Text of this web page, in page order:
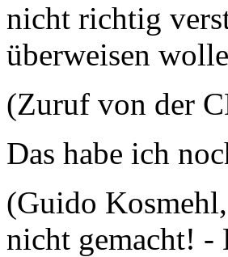
nicht richtig
überweisen
(Zuruf von der
Das habe ich
(Guido
nicht gemacht! -